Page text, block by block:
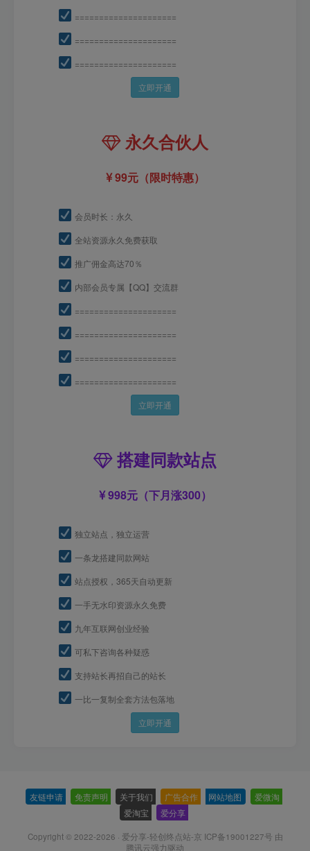
=====================
=====================
=====================
立即开通
永久合伙人
99元（限时特惠）
会员时长：永久
全站资源永久免费获取
推广佣金高达70％
内部会员专属【QQ】交流群
=====================
=====================
=====================
=====================
立即开通
搭建同款站点
998元（下月涨300）
独立站点，独立运营
一条龙搭建同款网站
站点授权，365天自动更新
一手无水印资源永久免费
九年互联网创业经验
可私下咨询各种疑惑
支持站长再招自己的站长
一比一复制全套方法包落地
立即开通
友链申请 免责声明 关于我们 广告合作 网站地图 爱微淘
爱淘宝
爱分享
Copyright © 2022-2026 · 爱分享-轻创终点站-京 ICP备19001227号 由
腾讯云强力驱动